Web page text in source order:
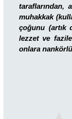
taraflarından,
muhakkak
çoğunu (artık
lezzet ve
onlara